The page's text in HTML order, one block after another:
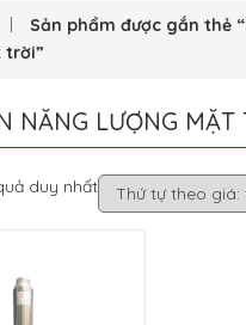
Sản phẩm được gắn thẻ
trời”
NĂNG LƯỢNG MẶT
duy nhất